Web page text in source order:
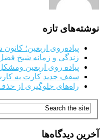
نوشته‌های تازه
پیاده‌روی اربعین؛
زندگی و زمانه شیخ فضل
پیاده روی اربعین
سقف جدید کارت به
راه‌های جلوگیری از حذف
آخرین دیدگاه‌ها